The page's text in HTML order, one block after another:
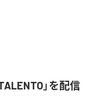
」を配信